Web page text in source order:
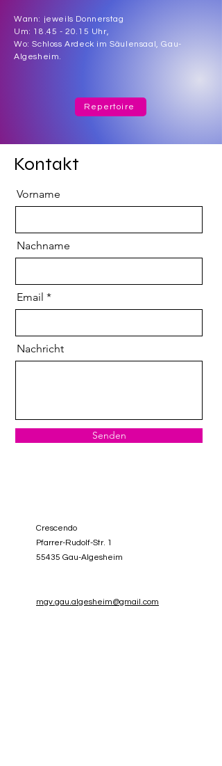
Wann: jeweils Donnerstag
Um: 18.45 - 20.15 Uhr,
Wo: Schloss Ardeck im Säulensaal, Gau-
Algesheim.
Repertoire
Kontakt
Vorname
Nachname
Email
Nachricht
Senden
Crescendo
Pfarrer-Rudolf-Str. 1
55435 Gau-Algesheim
mgv.gau.algesheim@gmail.com